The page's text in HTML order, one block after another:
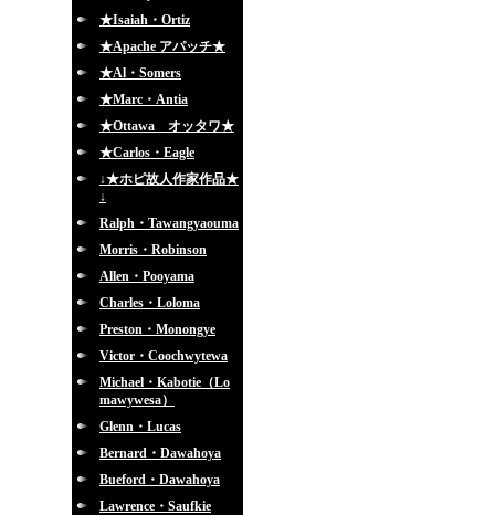
★Isaiah・Ortiz
★Apache アパッチ★
★Al・Somers
★Marc・Antia
★Ottawa オッタワ★
★Carlos・Eagle
↓★ホピ故人作家作品★
↓
Ralph・Tawangyaouma
Morris・Robinson
Allen・Pooyama
Charles・Loloma
Preston・Monongye
Victor・Coochwytewa
Michael・Kabotie（Lo
mawywesa）
Glenn・Lucas
Bernard・Dawahoya
Bueford・Dawahoya
Lawrence・Saufkie